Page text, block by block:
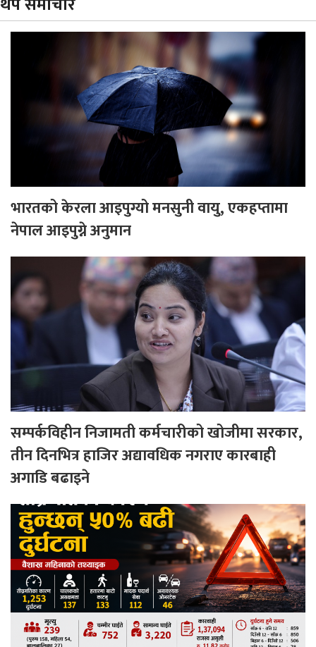
भारतको केरला आइपुग्यो मनसुनी वायु, एकहप्तामा
नेपाल आइपुग्ने अनुमान
सम्पर्कविहीन निजामती कर्मचारीको खोजीमा सरकार,
तीन दिनभित्र हाजिर अद्यावधिक नगराए कारबाही
अगाडि बढाइने